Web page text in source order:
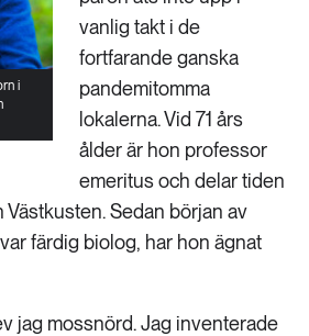
i
vanlig takt i de
fortfarande ganska
pandemitomma
lokalerna. Vid 71 års
ålder är hon professor
emeritus och delar tiden
Västkusten. Sedan början av
färdig biolog, har hon ägnat
jag mossnörd. Jag inventerade